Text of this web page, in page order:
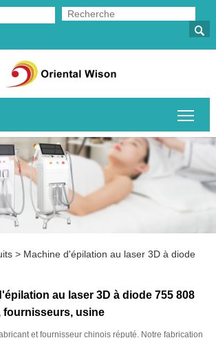

> Machine d'épilation au laser 3D à diode
au laser 3D à diode 755 808
fournisseurs, usine
et fournisseur chinois réputé. Notre fabrication